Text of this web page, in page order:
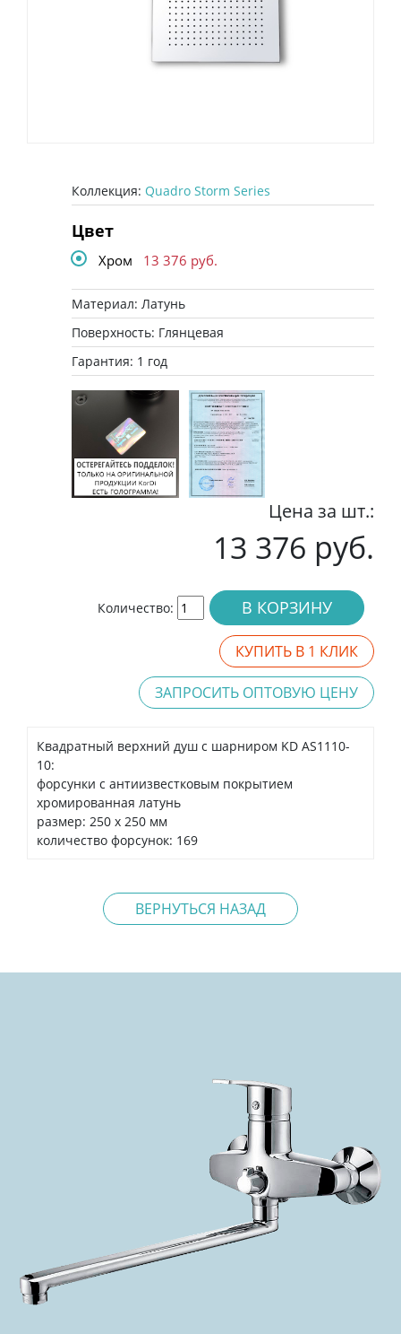
Коллекция: Quadro Storm Series
Цвет
Хром 13 376 руб.
Материал: Латунь
Поверхность: Глянцевая
Гарантия: 1 год
Цена за шт.:
13 376 руб.
Количество: В КОРЗИНУ
КУПИТЬ В 1 КЛИК
ЗАПРОСИТЬ ОПТОВУЮ ЦЕНУ
Квадратный верхний душ с шарниром KD AS1110-
10:
форсунки с антиизвестковым покрытием
хромированная латунь
размер: 250 х 250 мм
количество форсунок: 169
ВЕРНУТЬСЯ НАЗАД